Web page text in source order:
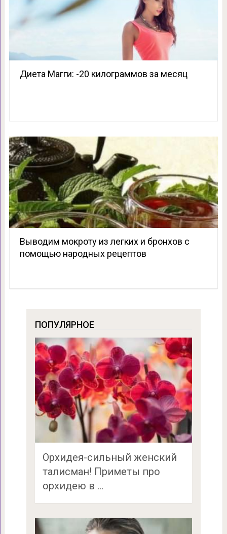
Диета Магги: -20 килограммов за месяц
Выводим мокроту из легких и бронхов с
помощью народных рецептов
ПОПУЛЯРНОЕ
Орхидея-сильный женский
талисман! Приметы про
орхидею в …